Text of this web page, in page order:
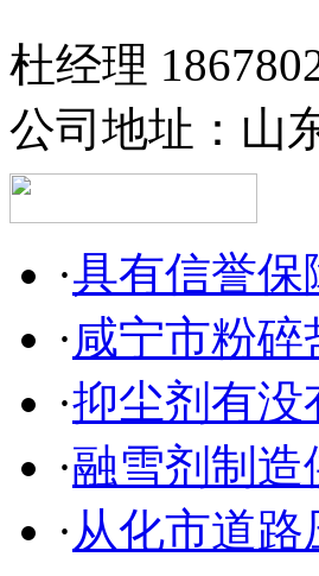
杜经理
公司地址： 山
·具有信誉保
·咸宁市粉碎
·抑尘剂有没
·融雪剂制造
·从化市道路